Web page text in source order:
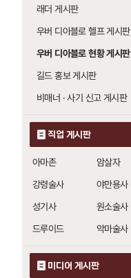
래더 게시판
우버 디아블로 헬프 게시판
우버 디아블로 현황 게시판
길드 홍보 게시판
비매너 · 사기 신고 게시판
직업 게시판
아마존
암살자
강령술사
야만용사
성기사
원소술사
드루이드
악마술사
미디어 게시판